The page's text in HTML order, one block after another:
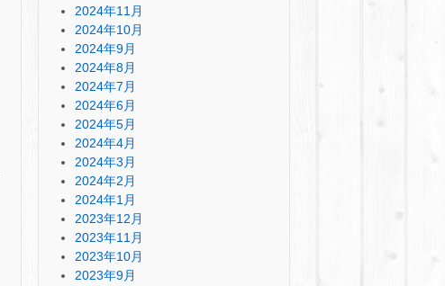
2024年11月
2024年10月
2024年9月
2024年8月
2024年7月
2024年6月
2024年5月
2024年4月
2024年3月
2024年2月
2024年1月
2023年12月
2023年11月
2023年10月
2023年9月